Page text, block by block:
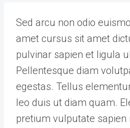
Sed arcu non odio
amet cursus sit amet
pulvinar sapien et ligula
Pellentesque diam
egestas. Tellus
leo duis ut diam quam.
pretium vulputate sapien